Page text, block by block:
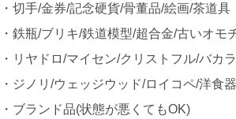
・切手/金券/記念硬貨/骨董品/絵画/茶道具
・鉄瓶/ブリキ/鉄道模型/超合金/古いオモ
・リヤドロ/マイセン/クリストフル/バカラ
・ジノリ/ウェッジウッド/ロイコペ/洋食器
・ブランド品(状態が悪くてもOK)